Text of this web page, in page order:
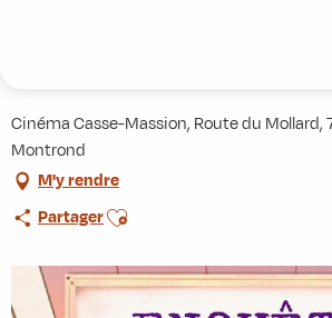
Cinéma Casse-Massion, Route du Mollard,
Montrond
M'y rendre
PartagerAjouter aux favoris